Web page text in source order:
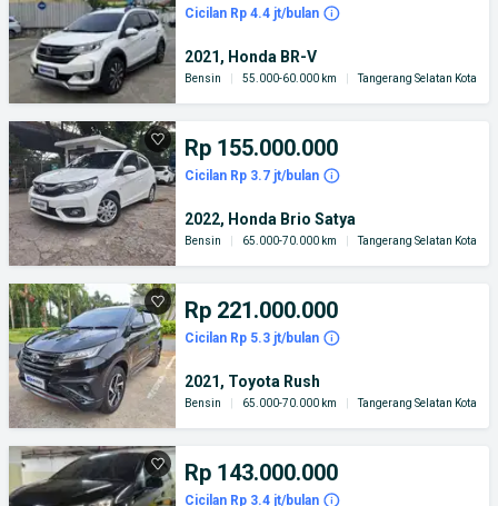
Cicilan Rp 4.4 jt/bulan
2021, Honda BR-V
Bensin 55.000-60.000 km Tangerang Selatan Kota
Rp 155.000.000
Cicilan Rp 3.7 jt/bulan
2022, Honda Brio Satya
Bensin 65.000-70.000 km Tangerang Selatan Kota
Rp 221.000.000
Cicilan Rp 5.3 jt/bulan
2021, Toyota Rush
Bensin 65.000-70.000 km Tangerang Selatan Kota
Rp 143.000.000
Cicilan Rp 3.4 jt/bulan